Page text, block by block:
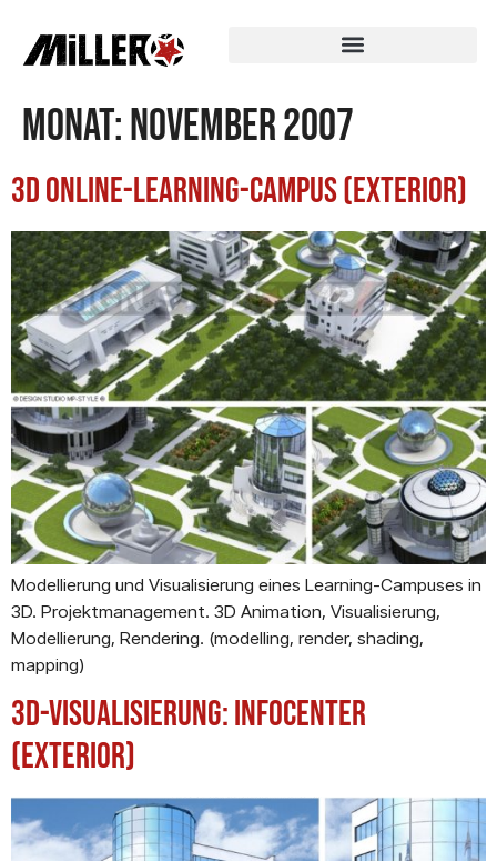
Monat:November 2007
3D Online-Learning-Campus (Exterior)
Modellierung und Visualisierung eines Learning-Campuses in
3D. Projektmanagement. 3D Animation, Visualisierung,
Modellierung, Rendering. (modelling, render, shading,
mapping)
3D-Visualisierung: Infocenter
(Exterior)